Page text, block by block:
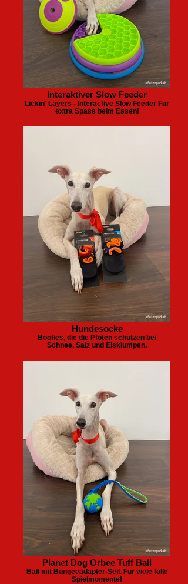
Interaktiver Slow Feeder
Lickin' Layers - Interactive Slow Feeder Für
extra Spass beim Essen!
Hundesocke
Booties, die die Pfoten schützen bei
Schnee, Salz und Eisklumpen.
Planet Dog Orbee Tuff Ball
Ball mit Bungeeadapter-Seil. Für viele tolle
Spielmomente!